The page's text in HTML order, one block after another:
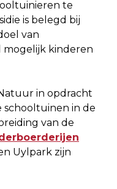
te
is belegd bij
van
mogelijk kinderen
in opdracht
in de
van de
Uylpark zijn